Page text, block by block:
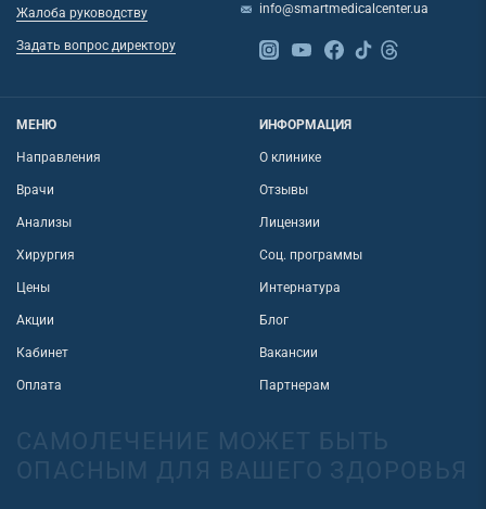
Жалоба руководству
Задать вопрос директору
info@smartmedicalcenter.ua
МЕНЮ
Направления
Врачи
Анализы
Хирургия
Цены
Акции
Кабинет
Оплата
ИНФОРМАЦИЯ
О клинике
Отзывы
Лицензии
Соц. программы
Интернатура
Блог
Вакансии
Партнерам
САМОЛЕЧЕНИЕ МОЖЕТ БЫТЬ
ОПАСНЫМ ДЛЯ ВАШЕГО ЗДОРОВЬЯ